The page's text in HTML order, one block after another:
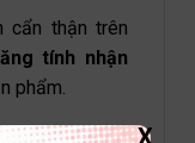
cẩn thận trên
tính nhận
phẩm.
X